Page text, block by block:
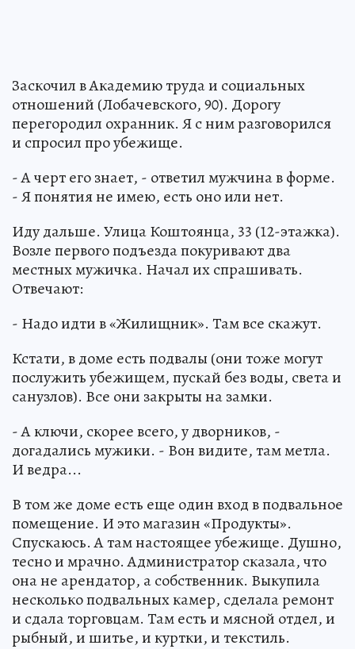
Заскочил в Академию труда и социальных
отношений (Лобачевского, 90). Дорогу
перегородил охранник. Я с ним разговорился
и спросил про убежище.
- А черт его знает, - ответил мужчина в форме.
- Я понятия не имею, есть оно или нет.
Иду дальше. Улица Коштоянца, 33 (12-этажка).
Возле первого подъезда покуривают два
местных мужичка. Начал их спрашивать.
Отвечают:
- Надо идти в «Жилищник». Там все скажут.
Кстати, в доме есть подвалы (они тоже могут
послужить убежищем, пускай без воды, света и
санузлов). Все они закрыты на замки.
- А ключи, скорее всего, у дворников, -
догадались мужики. - Вон видите, там метла.
И ведра...
В том же доме есть еще один вход в подвальное
помещение. И это магазин «Продукты».
Спускаюсь. А там настоящее убежище. Душно,
тесно и мрачно. Администратор сказала, что
она не арендатор, а собственник. Выкупила
несколько подвальных камер, сделала ремонт
и сдала торговцам. Там есть и мясной отдел, и
рыбный, и шитье, и куртки, и текстиль.